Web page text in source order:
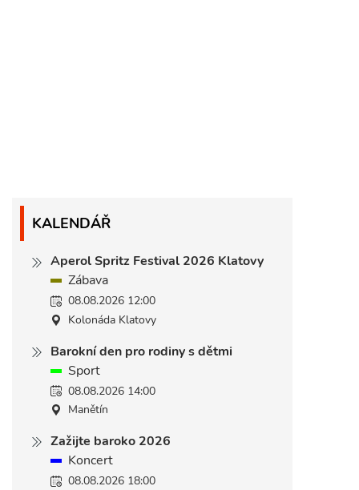
KALENDÁŘ
Aperol Spritz Festival 2026 Klatovy
Zábava
08.08.2026 12:00
Kolonáda Klatovy
Barokní den pro rodiny s dětmi
Sport
08.08.2026 14:00
Manětín
Zažijte baroko 2026
Koncert
08.08.2026 18:00